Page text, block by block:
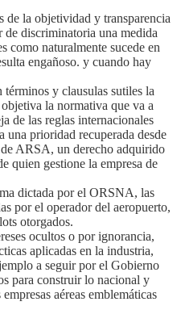
de la objetividad y transparencia
discriminatoria una medida
como naturalmente sucede en
engañoso. y cuando hay
y clausulas sutiles la
la normativa que va a
de las reglas internacionales
prioridad recuperada desde
ARSA, un derecho adquirido
quien gestione la empresa de
dictada por el ORSNA, las
por el operador del aeropuerto,
otorgados.
ocultos o por ignorancia,
aplicadas en la industria,
a seguir por el Gobierno
para construir lo nacional y
aéreas emblemáticas